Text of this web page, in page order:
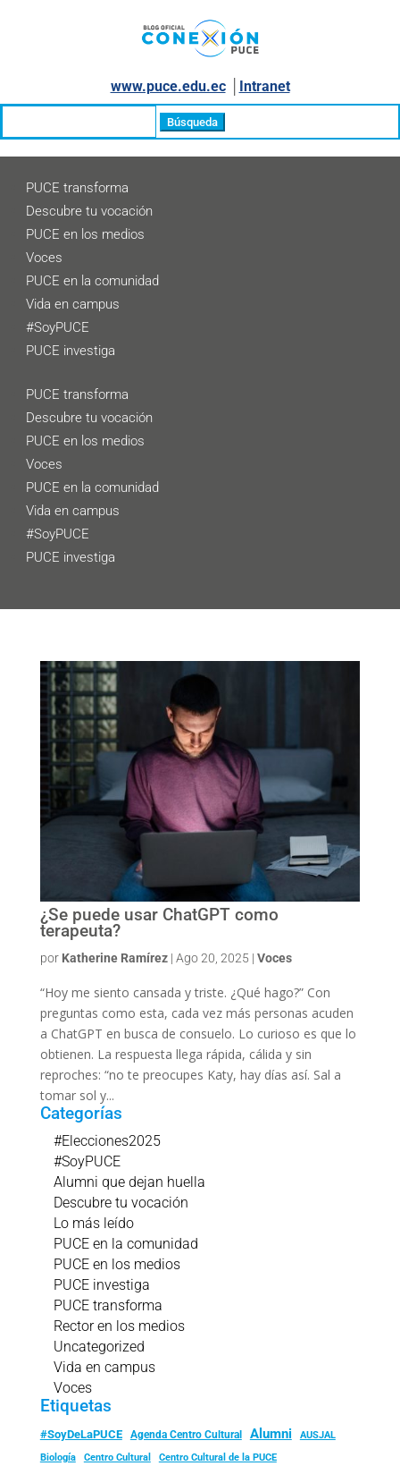
www.puce.edu.ec│ Intranet
PUCE transforma
Descubre tu vocación
PUCE en los medios
Voces
PUCE en la comunidad
Vida en campus
#SoyPUCE
PUCE investiga
PUCE transforma
Descubre tu vocación
PUCE en los medios
Voces
PUCE en la comunidad
Vida en campus
#SoyPUCE
PUCE investiga
¿Se puede usar ChatGPT como
terapeuta?
por Katherine Ramírez| Ago 20, 2025 | Voces
“Hoy me siento cansada y triste. ¿Qué hago?” Con
preguntas como esta, cada vez más personas acuden
a ChatGPT en busca de consuelo. Lo curioso es que lo
obtienen. La respuesta llega rápida, cálida y sin
reproches: “no te preocupes Katy, hay días así. Sal a
tomar sol y...
Categorías
#Elecciones2025
#SoyPUCE
Alumni que dejan huella
Descubre tu vocación
Lo más leído
PUCE en la comunidad
PUCE en los medios
PUCE investiga
PUCE transforma
Rector en los medios
Uncategorized
Vida en campus
Voces
Etiquetas
#SoyDeLaPUCE Agenda Centro Cultural Alumni
AUSJAL
Biología
Centro Cultural Centro Cultural de la PUCE